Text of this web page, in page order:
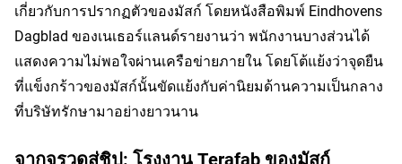
เกี่ยวกับการปรากฏตัวของมัสก์ โดยหนังสือพิมพ์ Eindhovens
Dagblad ของเนเธอร์แลนด์รายงานว่า พนักงานบางส่วนได้
แสดงความไม่พอใจผ่านเครือข่ายภายใน โดยโต้แย้งว่าจุดยืน
ที่แข็งกร้าวของมัสก์นั้นขัดแย้งกับค่านิยมด้านความเป็นกลาง
ที่บริษัทรักษามาอย่างยาวนาน
จากจรวดสู่ชิป: โรงงาน Terafab ของมัสก์